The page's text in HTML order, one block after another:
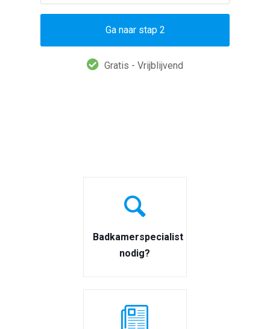
Ga naar stap 2
Gratis - Vrijblijvend
Badkamerspecialist
nodig?